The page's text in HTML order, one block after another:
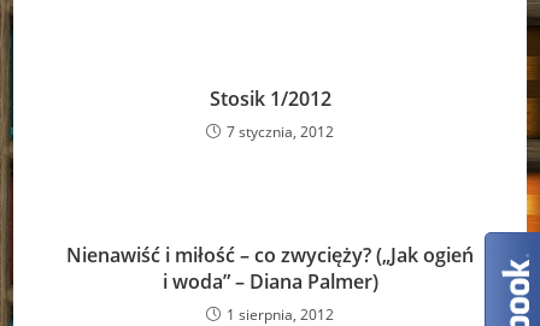
Stosik 1/2012
7 stycznia, 2012
Nienawiść i miłość – co zwycięży? („Jak ogień
i woda” – Diana Palmer)
1 sierpnia, 2012